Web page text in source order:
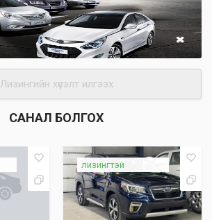
Лизингийн хүсэлт илгээх
САНАЛ БОЛГОХ
лизингтэй